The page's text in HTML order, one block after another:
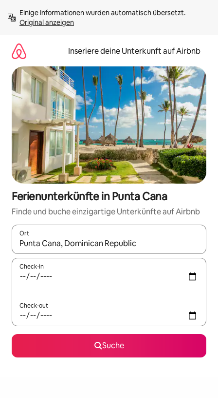
Inhalten
springenOriginal anzeigen
Inseriere deine Unterkunft auf Airbnb
Ferienunterkünfte in Punta Cana
Finde und buche einzigartige Unterkünfte auf Airbnb
Ort
Wenn Ergebnisse verfügbar sind, navigiere mit den
Check-in
Check-out
Suche